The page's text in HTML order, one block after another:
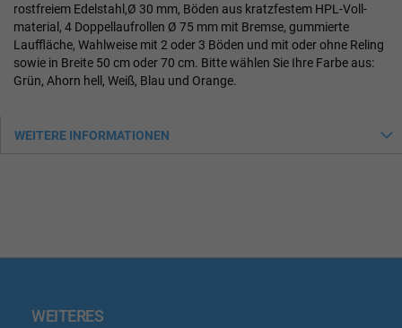
rostfreiem Edelstahl,Ø 30 mm, Böden aus kratzfestem HPL-Voll-
material, 4 Doppellaufrollen Ø 75 mm mit Bremse, gummierte
Lauffläche, Wahlweise mit 2 oder 3 Böden und mit oder ohne Reling
sowie in Breite 50 cm oder 70 cm. Bitte wählen Sie Ihre Farbe aus:
Grün, Ahorn hell, Weiß, Blau und Orange.
WEITERE INFORMATIONEN
WEITERES